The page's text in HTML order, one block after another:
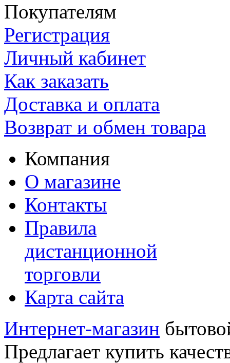
Покупателям
Регистрация
Личный кабинет
Как заказать
Доставка и оплата
Возврат и обмен товара
Компания
О магазине
Контакты
Правила
дистанционной
торговли
Карта сайта
Интернет-магазин
Предлагает купить